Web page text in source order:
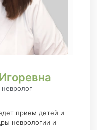
невролог
прием детей и
неврологии и